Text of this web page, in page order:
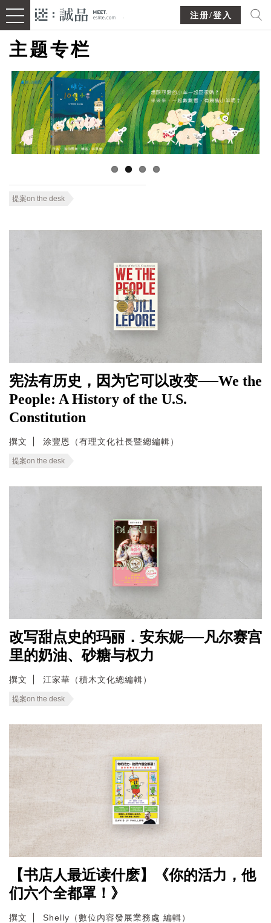
注册/登入
主题专栏
提案on the desk
宪法有历史，因为它可以改变──We the
People: A History of the U.S.
Constitution
撰文 涂豐恩（有理文化社長暨總編輯）
提案on the desk
改写甜点史的玛丽．安东妮──凡尔赛宫
里的奶油、砂糖与权力
撰文 江家華（積木文化總編輯）
提案on the desk
【书店人最近读什麽】《你的活力，他
们六个全都罩！》
撰文 Shelly（數位內容發展業務處 編輯）